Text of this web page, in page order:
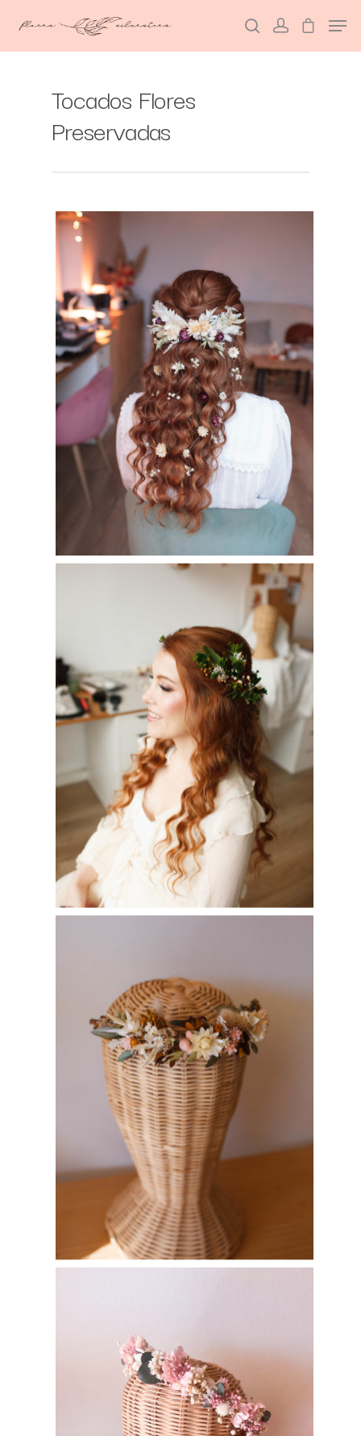
Hit enter to search or ESC to close
Tocados Flores
Preservadas